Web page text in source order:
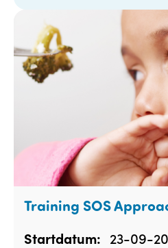
Training SOS
Startdatum: 23-09-